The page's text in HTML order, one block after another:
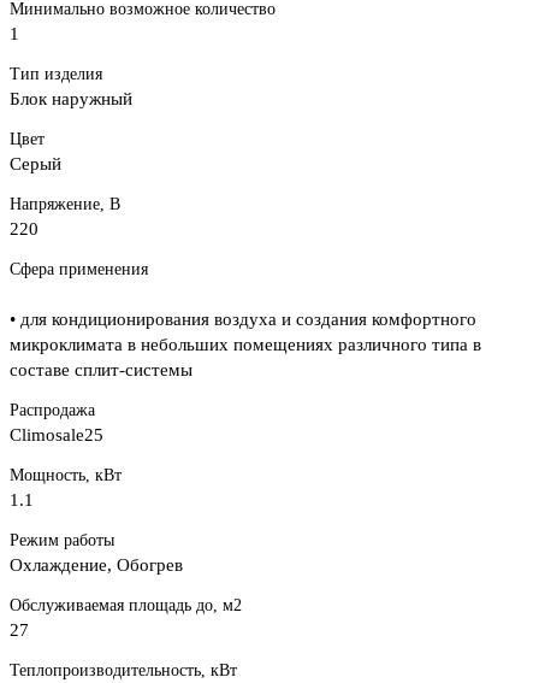
Минимально возможное количество
1
Тип изделия
Блок наружный
Цвет
Серый
Напряжение, В
220
Сфера применения
• для кондиционирования воздуха и создания комфортного
микроклимата в небольших помещениях различного типа в
составе сплит-системы
Распродажа
Climosale25
Мощность, кВт
1.1
Режим работы
Охлаждение, Обогрев
Обслуживаемая площадь до, м2
27
Теплопроизводительность, кВт